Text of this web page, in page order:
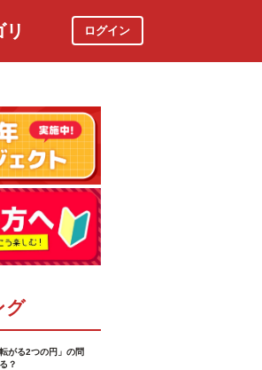
リ ログイン
グ
がる2つの円」の問
？